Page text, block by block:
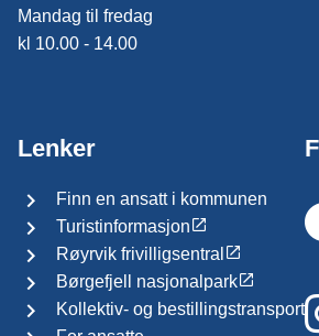
Mandag til fredag
kl 10.00 - 14.00
Lenker
Finn en ansatt i kommunen
Turistinformasjon
Røyrvik frivilligsentral
Børgefjell nasjonalpark
Kollektiv- og bestillingstransport